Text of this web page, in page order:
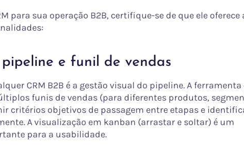
para sua operação B2B, certifique-se de que ele oferece
e funil de vendas
CRM B2B é a gestão visual do pipeline. A ferramenta
funis de vendas (para diferentes produtos,
critérios objetivos de passagem entre etapas e
A visualização em kanban (arrastar e soltar) é um
para a usabilidade.